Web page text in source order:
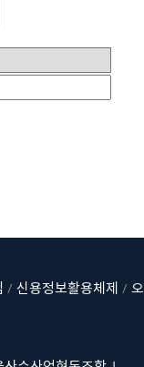
/ 신용정보활용체제 / 오